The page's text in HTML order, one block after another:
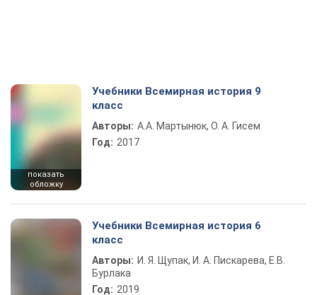
показать
обложку
Учебники Всемирная история 9
класс
Авторы: А.А. Мартынюк, О. А. Гисем
Год: 2017
Учебники Всемирная история 6
класс
Авторы: И. Я. Щупак, И. А. Пискарева, Е.В.
Бурлака
Год: 2019